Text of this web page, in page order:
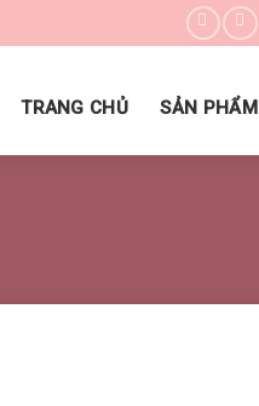
TRANG CHỦ
SẢN PHẨM